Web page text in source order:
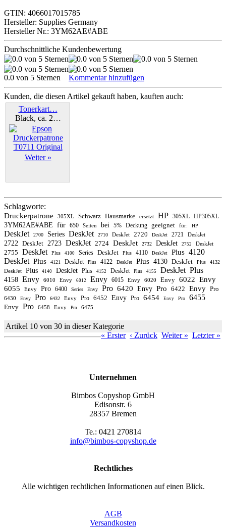
GTIN: 4066017015785
Hersteller: Supplies Germany
Hersteller Nr.: 3YM62AE#ABE
Durchschnittliche Kundenbewertung
0.0 von 5 Sternen Kommentar hinzufügen
Kunden, die diesen Artikel gekauft haben, kauften auch:
Tonerkart…
Black, ca. 2…
Weiter »
Schlagworte:
Druckerpatrone 305XL Schwarz Hausmarke ersetzt HP 305XL HP305XL
3YM62AE#ABE für 650 Seiten bei 5% Deckung geeignet für: HP
DeskJet 2700 Series DeskJet 2710 DeskJet 2720 DeskJet 2721 DeskJet
2722 DeskJet 2723 DeskJet 2724 DeskJet 2732 DeskJet 2752 DeskJet
2755 DeskJet Plus 4100 Series DeskJet Plus 4110 DeskJet Plus 4120
DeskJet Plus 4121 DeskJet Plus 4122 DeskJet Plus 4130 DeskJet Plus 4132
DeskJet Plus 4140 DeskJet Plus 4152 DeskJet Plus 4155 DeskJet Plus
4158 Envy 6010 Envy 6012 Envy 6015 Envy 6020 Envy 6022 Envy
6055
Envy Pro 6400 Series Envy Pro 6420 Envy Pro 6422 Envy Pro
6430 Envy Pro 6432 Envy Pro 6452 Envy Pro 6454 Envy Pro 6455
Envy Pro 6458 Envy Pro 6475
Artikel 10 von 30 in dieser Kategorie
« Erster ‹ Zurück Weiter » Letzter »
Unternehmen
Bimbos Copyshop GmbH
Edisonstr. 6
28357 Bremen
Te.: 0421 270814
info@bimbos-copyshop.de
Rechtliches
Alle wichtigen rechtlichen Informationen auf einen Blick.
AGB
Versandkosten